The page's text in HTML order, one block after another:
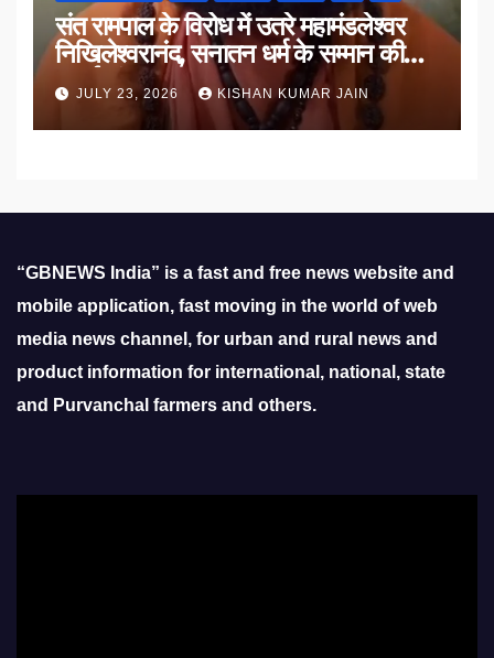
संत रामपाल के विरोध में उतरे महामंडलेश्वर
निखिलेश्वरानंद, सनातन धर्म के सम्मान की
उठाई मांग
JULY 23, 2026 KISHAN KUMAR JAIN
“GBNEWS India” is a fast and free news website and
mobile application, fast moving in the world of web
media news channel, for urban and rural news and
product information for international, national, state
and Purvanchal farmers and others.